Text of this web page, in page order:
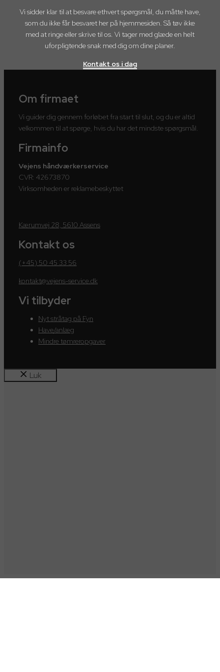
Vi sidder klar til at besvare ethvert spørgsmål, du måtte have,
som du ikke får besvaret her på hjemmesiden. Så tøv ikke
med at ringe eller skrive til os. Vi tager med glæde en helt
uforpligtende snak med dig om dine planer.
Kontakt os i dag
Om firmaet
Vi guider dig gennem forløbet fra start til slut, og du er altid
velkommen til at spørge, hvis du har det mindste spørgsmål.
Firmainfo
Vejens håndværkerservice
CVR: 42673870
Virksomheden er reklamebeskyttet
Kærumvej 28, 5610 Assens
Kontakt os
(+45) 50 45 33 56
kontakt@vejens-service.dk
Vi tilbyder
Nyt stråtag på Fyn
Have/anlæg
Mindre tømreropgaver
Luk